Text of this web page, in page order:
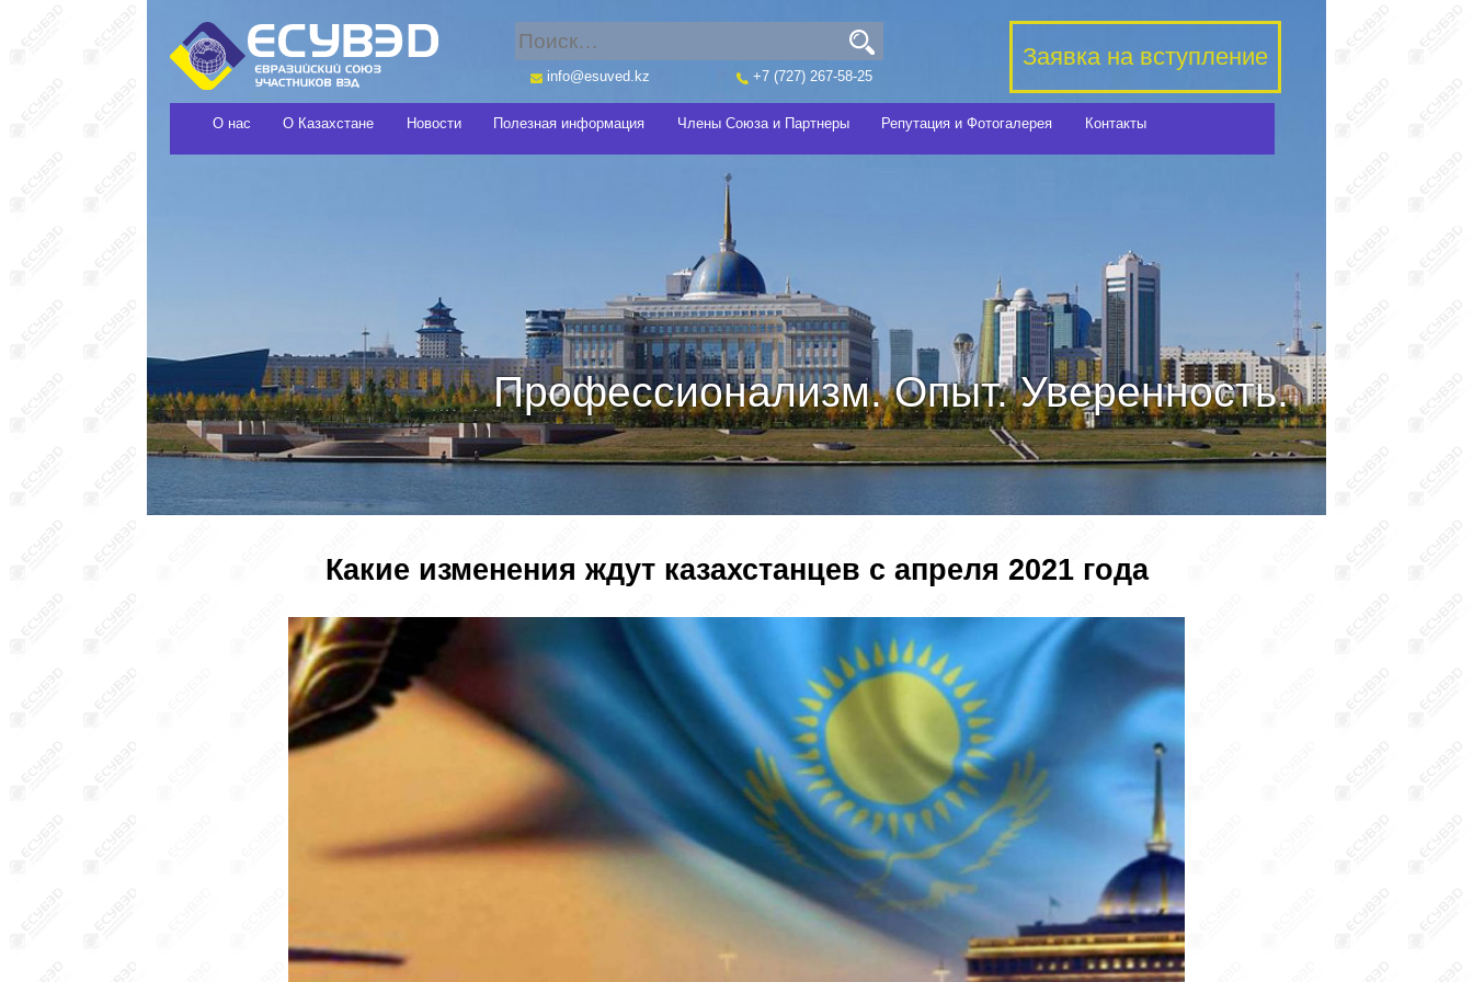
О нас О Казахстане Новости Полезная информация Члены Союза и Партнеры Репутация и Фотогалерея Контакты
+7 (727) 267-58-25
info@esuved.kz
Профессионализм. Опыт. Уверенность.
Заявка на вступление
Какие изменения ждут казахстанцев с апреля 2021 года